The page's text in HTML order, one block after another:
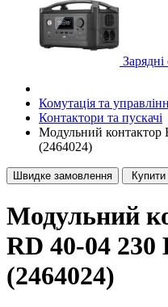
Зарядні
Комутація та
Контактори та пускачі
Модульний
(2464024)
Швидке замовлення Купити
Модульний
RD 40-04
(2464024)